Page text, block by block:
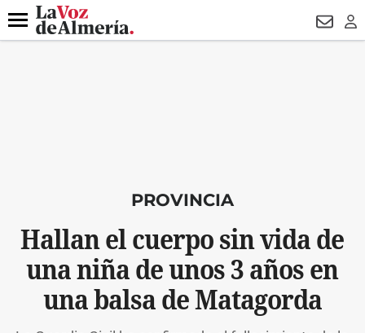
DESTACADO DRON UDA
Menú
PROVINCIA
Hallan el cuerpo sin vida de
una niña de unos 3 años en
una balsa de Matagorda